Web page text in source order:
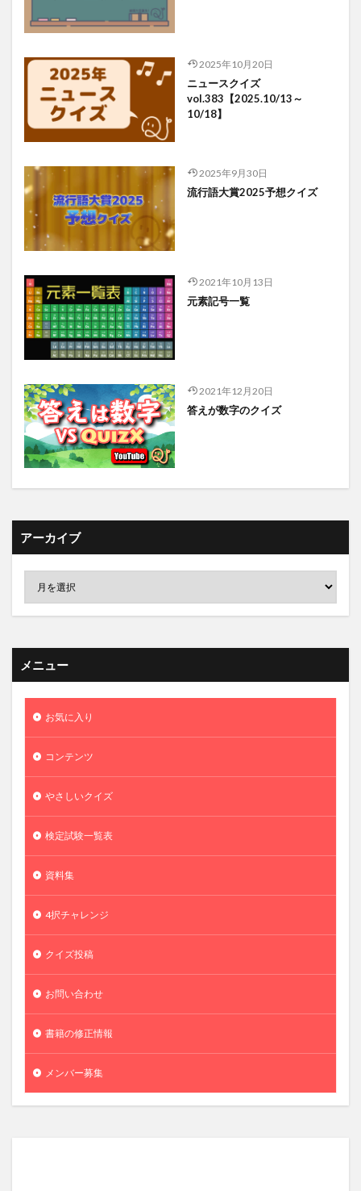
2025年10月20日
ニュースクイズ
vol.383【2025.10/13～
10/18】
2025年9月30日
流行語大賞2025予想クイズ
2021年10月13日
元素記号一覧
2021年12月20日
答えが数字のクイズ
アーカイブ
メニュー
お気に入り
コンテンツ
やさしいクイズ
検定試験一覧表
資料集
4択チャレンジ
クイズ投稿
お問い合わせ
書籍の修正情報
メンバー募集